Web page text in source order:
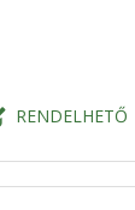
RENDELHETŐ